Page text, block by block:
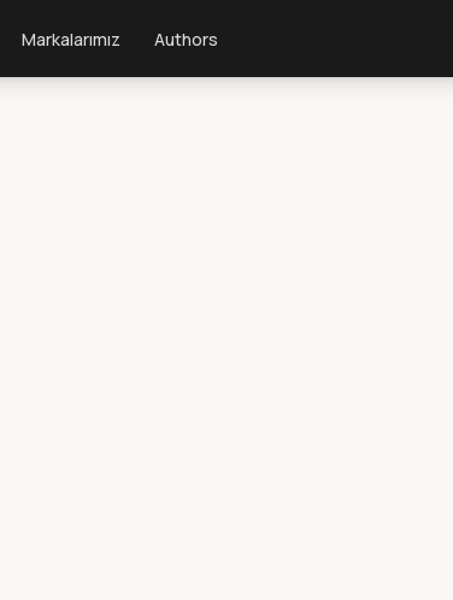
Markalarımız Authors